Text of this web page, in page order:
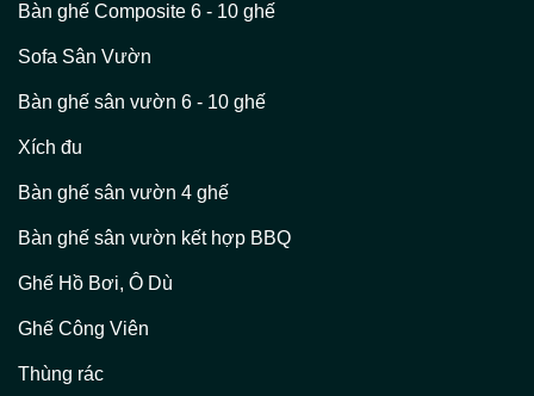
Bàn ghế Composite 6 - 10 ghế
Sofa Sân Vườn
Bàn ghế sân vườn 6 - 10 ghế
Xích đu
Bàn ghế sân vườn 4 ghế
Bàn ghế sân vườn kết hợp BBQ
Ghế Hồ Bơi, Ô Dù
Ghế Công Viên
Thùng rác